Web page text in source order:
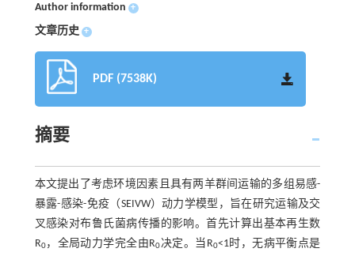
Author information +
文章历史 +
PDF (7538K)
摘要
本文提出了考虑环境因素且具有两羊群间运输的多组易感-
暴露-感染-免疫（SEIVW）动力学模型，旨在研究运输及交
叉感染对布鲁氏菌病传播的影响。首先计算出基本再生数
R0，全局动力学完全由R0决定。当R0<1时，无病平衡点是